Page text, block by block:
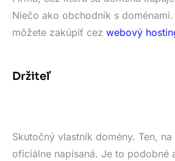
Niečo ako obchodník s doménami.
môžete zakúpiť cez webový
Držiteľ
Skutočný vlastník domény. Ten,
oficiálne napísaná. Je to podobné